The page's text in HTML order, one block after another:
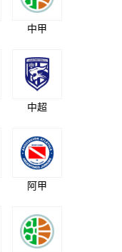
中甲
中超
阿甲